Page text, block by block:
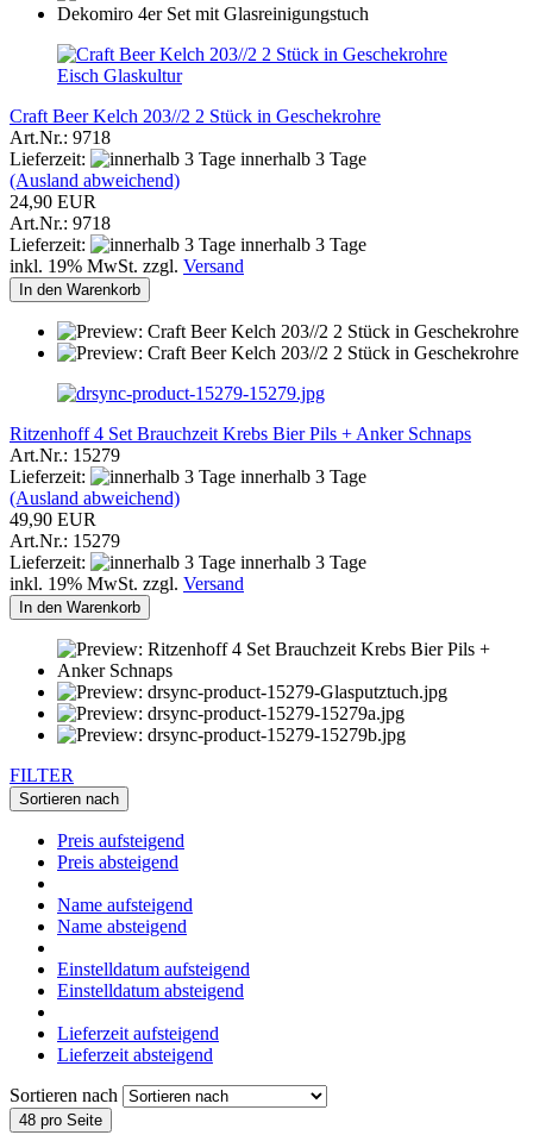
Eisch Glaskultur
Craft Beer Kelch 203//2 2 Stück in Geschekrohre
Art.Nr.: 9718
Lieferzeit:
innerhalb 3 Tage
(Ausland abweichend)
24,90 EUR
Art.Nr.: 9718
Lieferzeit:
innerhalb 3 Tage
inkl. 19% MwSt. zzgl. Versand
In den Warenkorb
Ritzenhoff 4 Set Brauchzeit Krebs Bier Pils + Anker Schnaps
Art.Nr.: 15279
Lieferzeit:
innerhalb 3 Tage
(Ausland abweichend)
49,90 EUR
Art.Nr.: 15279
Lieferzeit:
innerhalb 3 Tage
inkl. 19% MwSt. zzgl. Versand
In den Warenkorb
FILTER
Sortieren nach
Preis aufsteigend
Preis absteigend
Name aufsteigend
Name absteigend
Einstelldatum aufsteigend
Einstelldatum absteigend
Lieferzeit aufsteigend
Lieferzeit absteigend
Sortieren nach
48 pro Seite